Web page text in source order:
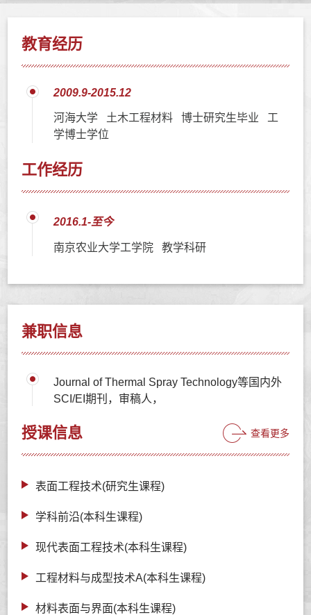
教育经历
2009.9-2015.12
河海大学 土木工程材料 博士研究生毕业 工
学博士学位
工作经历
2016.1-至今
南京农业大学工学院 教学科研
兼职信息
Journal of Thermal Spray Technology等国内外
SCI/EI期刊，审稿人，
授课信息 查看更多
表面工程技术(研究生课程)
学科前沿(本科生课程)
现代表面工程技术(本科生课程)
工程材料与成型技术A(本科生课程)
材料表面与界面(本科生课程)